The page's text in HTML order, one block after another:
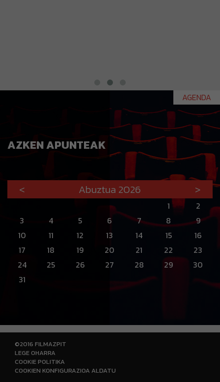
AGENDA
AZKEN APUNTEAK
< Abuztua 2026 >
1
2
3
4 5 6 7 8
9
10
11 12 13 14 15
16
17
18 19 20 21 22
23
24
25 26 27 28 29
30
31
©2016 FILMAZPIT
LEGE OHARRA
COOKIE POLITIKA
COOKIEN KONFIGURAZIOA ALDATU